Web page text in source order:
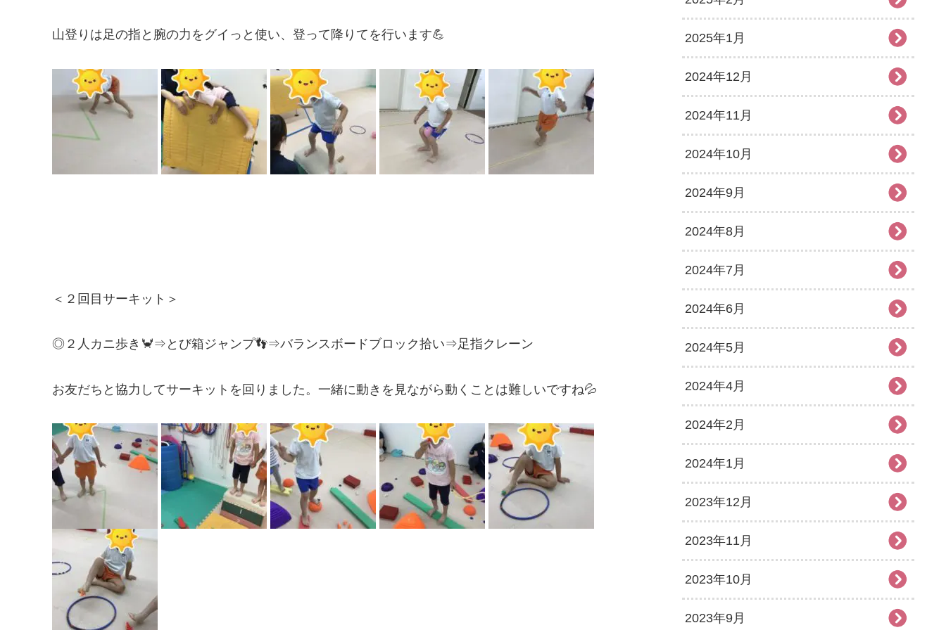
山登りは足の指と腕の力をグイっと使い、登って降りてを行います💪
＜２回目サーキット＞
◎２人カニ歩き🦀⇒とび箱ジャンプ👣⇒バランスボードブロック拾い⇒足指クレーン
お友だちと協力してサーキットを回りました。一緒に動きを見ながら動くことは難しいですね💦
2025年1月
2024年12月
2024年11月
2024年10月
2024年9月
2024年8月
2024年7月
2024年6月
2024年5月
2024年4月
2024年2月
2024年1月
2023年12月
2023年11月
2023年10月
2023年9月